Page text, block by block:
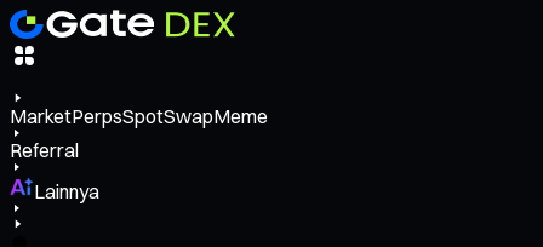
MarketPerpsSpotSwapMeme
Referral
Lainnya